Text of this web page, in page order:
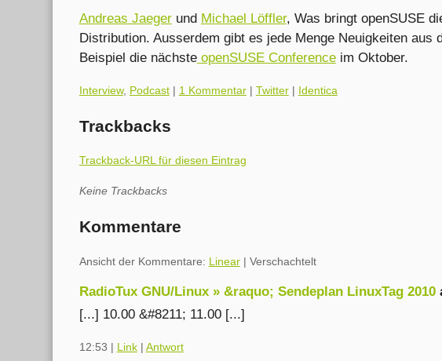
Andreas Jaegerund Michael Löffler, Was bringt openSUSE
Distribution. Ausserdem gibt es jede Menge Neuigkeiten aus
Beispiel die nächsteopenSUSE Conferenceim Oktober.
Kategorien:
Interview, Podcast| 1 Kommentar| Twitter| Identica
Trackbacks
Trackback-URL für diesen Eintrag
Keine Trackbacks
Kommentare
Ansicht der Kommentare: Linear| Verschachtelt
RadioTux GNU/Linux » &raquo; Sendeplan LinuxTag 2010
[...] 10.00 &#8211; 11.00 [...]
12:53 Link| Antwort